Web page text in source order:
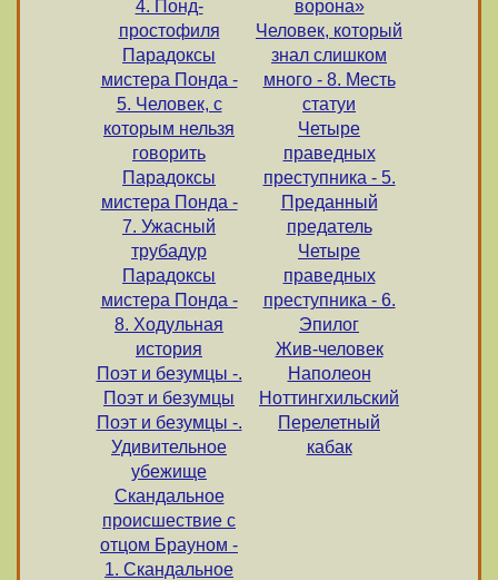
4. Понд-
простофиля
Парадоксы
мистера Понда -
5. Человек, с
которым нельзя
говорить
Парадоксы
мистера Понда -
7. Ужасный
трубадур
Парадоксы
мистера Понда -
8. Ходульная
история
Поэт и безумцы -.
Поэт и безумцы
Поэт и безумцы -.
Удивительное
убежище
Скандальное
происшествие с
отцом Брауном -
1. Скандальное
ворона»
Человек, который
знал слишком
много - 8. Месть
статуи
Четыре
праведных
преступника - 5.
Преданный
предатель
Четыре
праведных
преступника - 6.
Эпилог
Жив-человек
Наполеон
Ноттингхильский
Перелетный
кабак